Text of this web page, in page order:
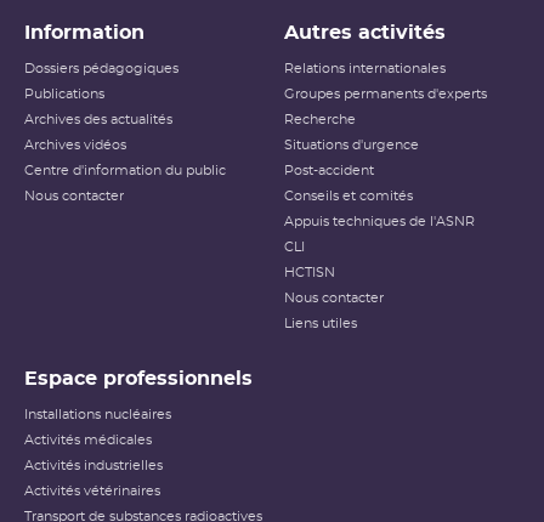
Information
Dossiers pédagogiques
Publications
Archives des actualités
Archives vidéos
Centre d'information du public
Nous contacter
Autres activités
Relations internationales
Groupes permanents d'experts
Recherche
Situations d'urgence
Post-accident
Conseils et comités
Appuis techniques de l'ASNR
CLI
HCTISN
Nous contacter
Liens utiles
Espace professionnels
Installations nucléaires
Activités médicales
Activités industrielles
Activités vétérinaires
Transport de substances radioactives